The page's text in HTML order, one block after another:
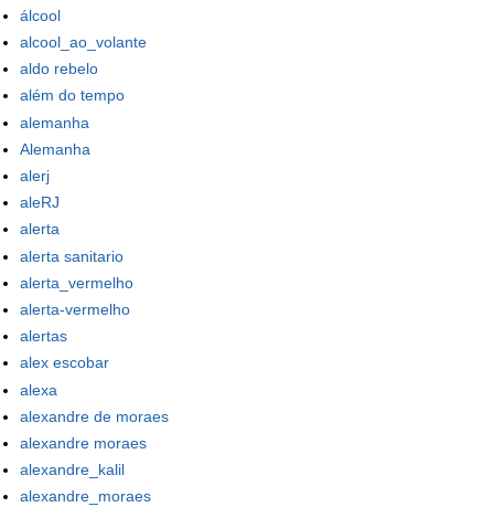
álcool
alcool_ao_volante
aldo rebelo
além do tempo
alemanha
Alemanha
alerj
aleRJ
alerta
alerta sanitario
alerta_vermelho
alerta-vermelho
alertas
alex escobar
alexa
alexandre de moraes
alexandre moraes
alexandre_kalil
alexandre_moraes